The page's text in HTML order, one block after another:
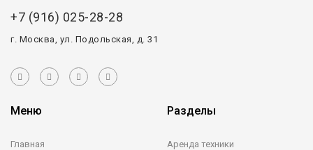
+7 (916) 025-28-28
г. Москва, ул. Подольская, д. 31
Меню
Главная
Разделы
Аренда техники